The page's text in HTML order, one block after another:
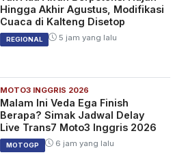
Hingga Akhir Agustus, Modifikasi
Cuaca di Kalteng Disetop
REGIONAL 5 jam yang lalu
MOTO3 INGGRIS 2026
Malam Ini Veda Ega Finish
Berapa? Simak Jadwal Delay
Live Trans7 Moto3 Inggris 2026
MOTOGP 6 jam yang lalu